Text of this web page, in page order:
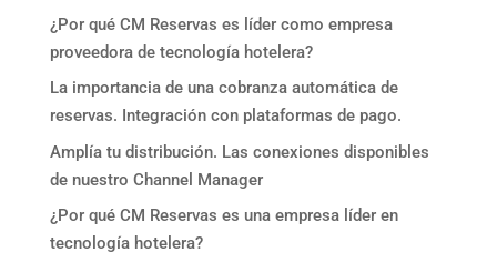
¿Por qué CM Reservas es líder como empresa
proveedora de tecnología hotelera?
La importancia de una cobranza automática de
reservas. Integración con plataformas de pago.
Amplía tu distribución. Las conexiones disponibles
de nuestro Channel Manager
¿Por qué CM Reservas es una empresa líder en
tecnología hotelera?